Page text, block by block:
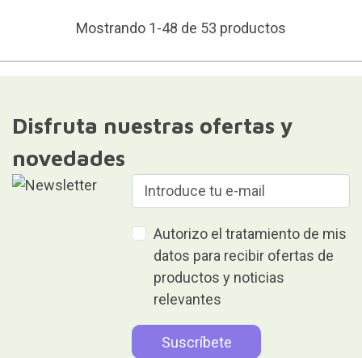
Mostrando 1-48 de 53 productos
Disfruta nuestras ofertas y
novedades
Autorizo el tratamiento de mis
datos para recibir ofertas de
productos y noticias
relevantes